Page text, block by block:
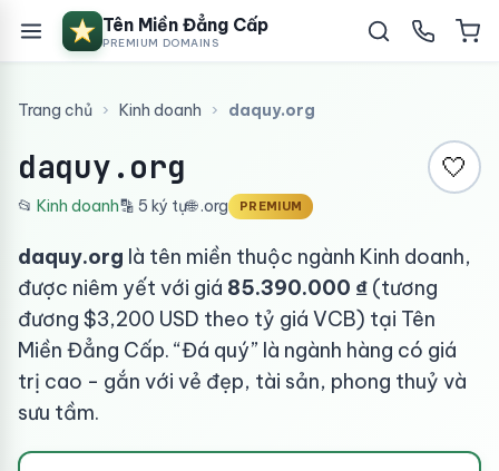
Tên Miền Đẳng Cấp
PREMIUM DOMAINS
Trang chủ › Kinh doanh › daquy.org
daquy.org 🤍
📂 Kinh doanh🔡 5 ký tự🌐 .org PREMIUM
daquy.org là tên miền thuộc ngành Kinh doanh,
được niêm yết với giá 85.390.000 ₫ (tương
đương $3,200 USD theo tỷ giá VCB) tại Tên
Miền Đẳng Cấp. “Đá quý” là ngành hàng có giá
trị cao - gắn với vẻ đẹp, tài sản, phong thuỷ và
sưu tầm.